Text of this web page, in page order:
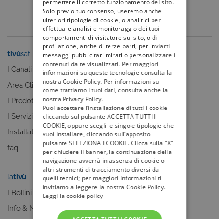
tivùsat
I Canali
Area Clienti
I Prodotti
I Servizi
Installatori
faq
tivù la guida
I programmi
I canali
faq
lativù
I Bollini
Info & News
my tivù
permettere il corretto funzionamento del sito.
Solo previo tuo consenso, useremo anche
ulteriori tipologie di cookie, o analitici per
effettuare analisi e monitoraggio dei tuoi
comportamenti di visitatore sul sito, o di
profilazione, anche di terze parti, per inviarti
messaggi pubblicitari mirati o personalizzare i
contenuti da te visualizzati. Per maggiori
informazioni su queste tecnologie consulta la
nostra Cookie Policy. Per informazioni su
come trattiamo i tuoi dati, consulta anche la
nostra Privacy Policy.
Puoi accettare l’installazione di tutti i cookie
cliccando sul pulsante ACCETTA TUTTI I
COOKIE, oppure scegli le singole tipologie che
vuoi installare, cliccando sull’apposito
pulsante SELEZIONA I COOKIE. Clicca sulla "X"
per chiudere il banner, la continuazione della
navigazione avverrà in assenza di cookie o
altri strumenti di tracciamento diversi da
quelli tecnici; per maggiori informazioni ti
invitiamo a leggere la nostra Cookie Policy.
Leggi la cookie policy